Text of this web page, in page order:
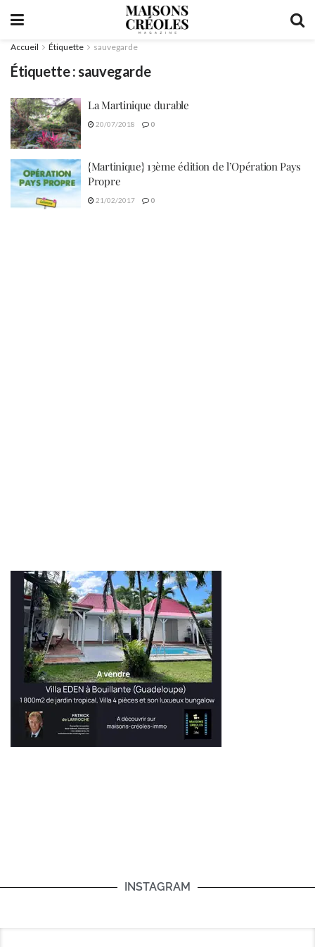
Accueil Étiquette sauvegarde
Étiquette :sauvegarde
La Martinique durable
20/07/2018 0
{Martinique} 13ème édition de l’Opération Pays
Propre
21/02/2017 0
INSTAGRAM